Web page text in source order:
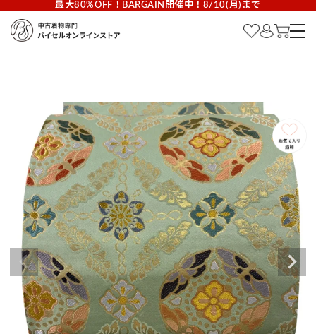
最大80%OFF！BARGAIN開催中！8/10(月)まで